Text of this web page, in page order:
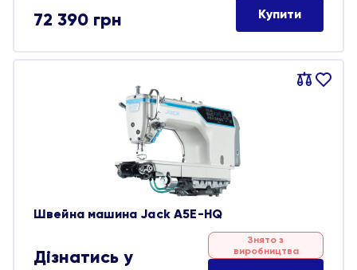
72 390 грн Купити
Порівняти
В
Швейна машина Jack A5E-HQ
Дізнатись у
Знято з
виробництва